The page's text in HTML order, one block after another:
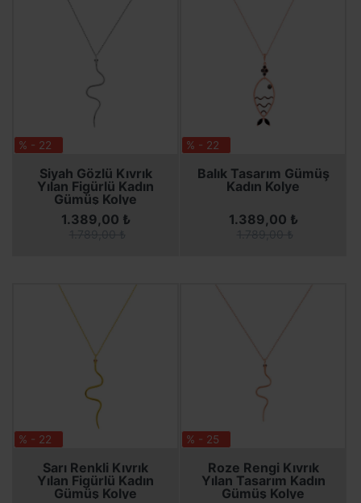
% - 22
Siyah Gözlü Kıvrık
Yılan Figürlü Kadın
Gümüş Kolye
SEPETE EKLE
1.389,00 ₺
SEPETE EKLE
% - 22
Balık Tasarım Gümüş
Kadın Kolye
SEPETE EKLE
1.389,00 ₺
SEPETE EKLE
% - 22
Sarı Renkli Kıvrık
Yılan Figürlü Kadın
Gümüş Kolye
SEPETE EKLE
SEPETE EKLE
% - 25
Roze Rengi Kıvrık
Yılan Tasarım Kadın
Gümüş Kolye
SEPETE EKLE
SEPETE EKLE